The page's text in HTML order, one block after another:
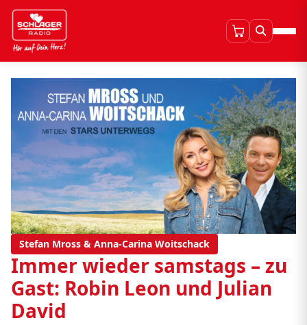
Stefan Mross & Anna-Carina Woitschack
Immer wieder samstags – zu
Gast: Robin Leon und Julian
David